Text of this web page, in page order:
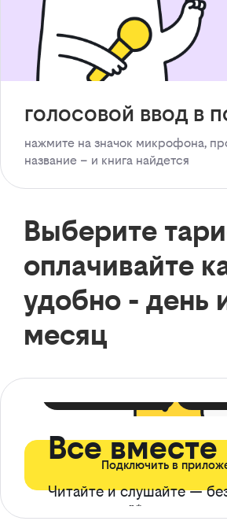
голосовой ввод в
нажмите на значок микрофона,
название – и книга найдется
Выберите
оплачивайте
удобно - день
месяц
Все вместе
Читайте и слушайте —
ограничений*
Подключить в